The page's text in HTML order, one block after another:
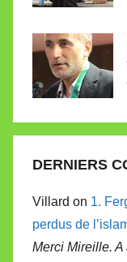
DERNIERS
Villard on 1.
perdus de
Merci Mireille. A